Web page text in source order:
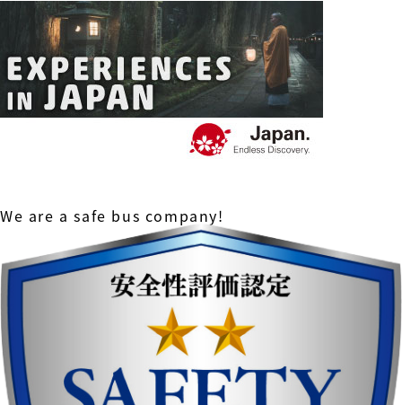
We are a safe bus company!